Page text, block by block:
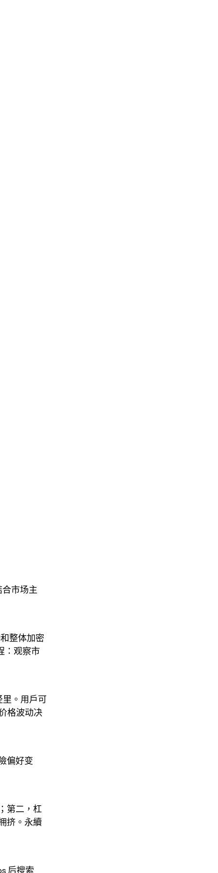
市场主
整体加密
：观察市
里。用戶可
格波动决
偏好变
第二，杠
挤。永續
后搜索